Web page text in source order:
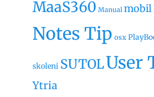
MaaS360 Manual mobil
Notes Tip osx
skoleni SUTOLUser
Ytria